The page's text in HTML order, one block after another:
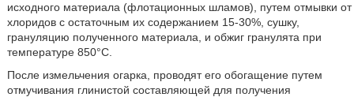
исходного материала (флотационных шламов), путем отмывки от
хлоридов с остаточным их содержанием 15-30%, сушку,
грануляцию полученного материала, и обжиг гранулята при
температуре 850°С.
После измельчения огарка, проводят его обогащение путем
отмучивания глинистой составляющей для получения